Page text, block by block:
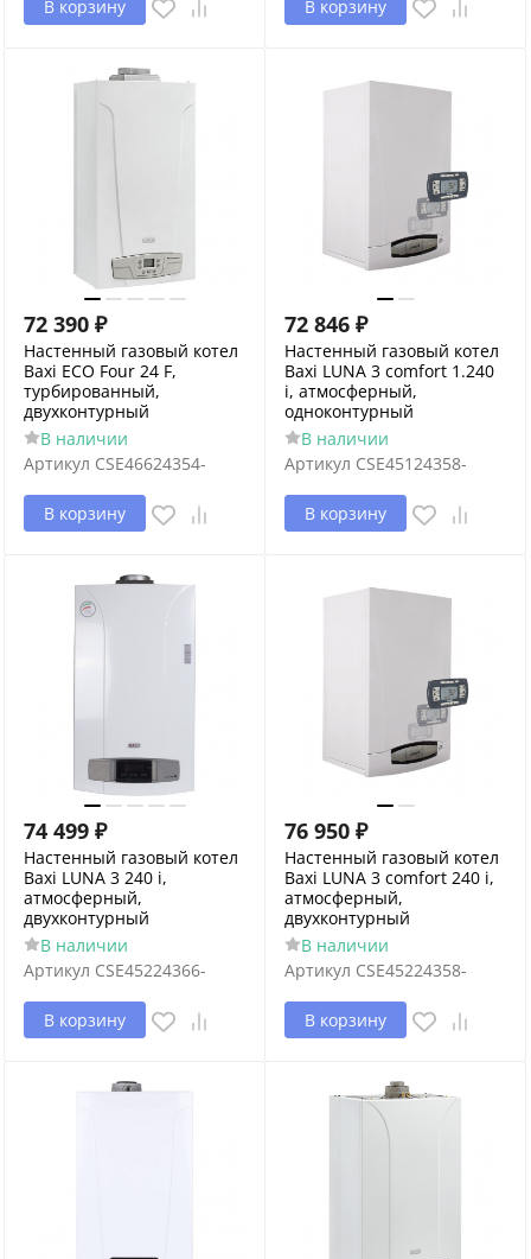
В корзину В корзину
72 390 ₽
Настенный газовый котел
Baxi ECO Four 24 F,
турбированный,
двухконтурный
В наличии
Артикул CSE46624354-
В корзину
72 846 ₽
Настенный газовый котел
Baxi LUNA 3 comfort 1.240
i, атмосферный,
одноконтурный
В наличии
Артикул CSE45124358-
В корзину
74 499 ₽
Настенный газовый котел
Baxi LUNA 3 240 i,
атмосферный,
двухконтурный
В наличии
Артикул CSE45224366-
В корзину
76 950 ₽
Настенный газовый котел
Baxi LUNA 3 comfort 240 i,
атмосферный,
двухконтурный
В наличии
Артикул CSE45224358-
В корзину